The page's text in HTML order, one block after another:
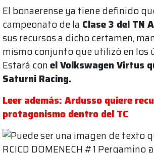
El bonaerense ya tiene definido
campeonato de la Clase 3 del TN
sus recursos a dicho certamen,
mismo conjunto que utilizó en los
Estará conel Volkswagen Virtus
Saturni Racing.
Leer además: Ardusso quiere
protagonismo dentro del TC